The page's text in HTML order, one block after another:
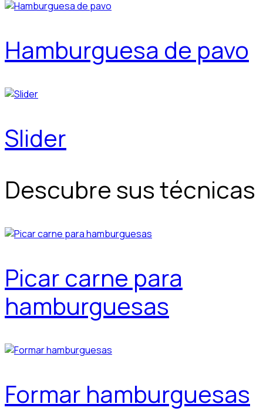
Hamburguesa de pavo
Slider
Descubre sus técnicas
Picar carne para
hamburguesas
Formar hamburguesas